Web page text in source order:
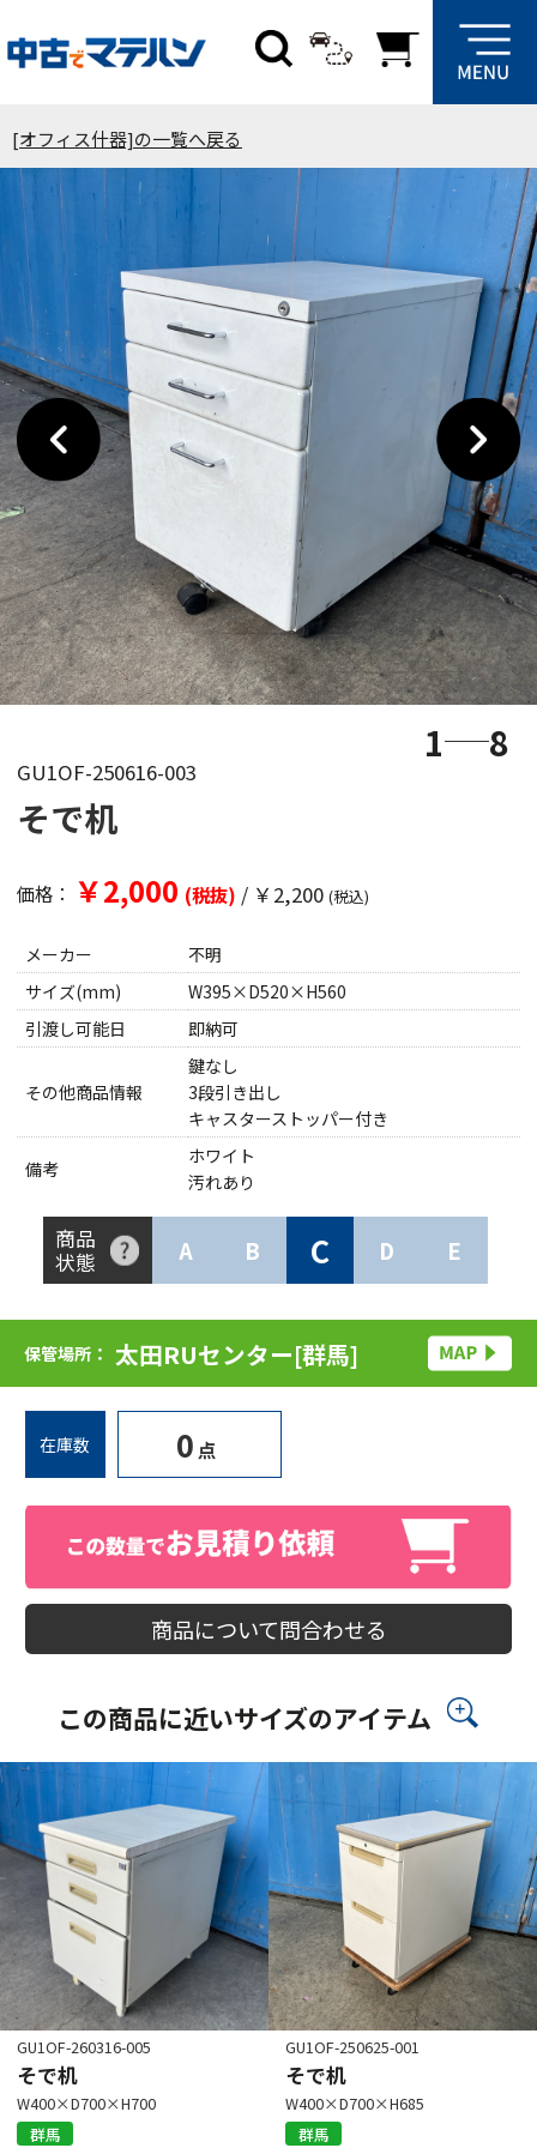
[オフィス什器]の一覧へ戻る
1 8
GU1OF-250616-003
そで机
価格： ￥2,000 (税抜) / ￥2,200 (税込)
メーカー
不明
サイズ(mm)
W395×D520×H560
引渡し可能日
即納可
その他商品情報
鍵なし
3段引き出し
キャスターストッパー付き
備考
ホワイト
汚れあり
商品
状態
A B C D E
保管場所： 太田RUセンター[群馬]
在庫数 0 点
商品について問合わせる
この商品に近いサイズのアイテム
GU1OF-260316-005
そで机
W400×D700×H700
群馬
GU1OF-250625-001
そで机
W400×D700×H685
群馬